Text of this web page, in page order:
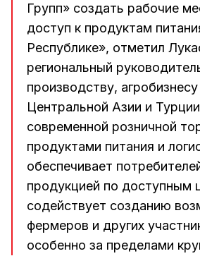
Групп» создать рабочие
доступ к продуктам
Республике», отметил
региональный
производству,
Центральной Азии и
современной розничной
продуктами питания и
обеспечивает
продукцией по доступным
содействует созданию
фермеров и других
особенно за пределами